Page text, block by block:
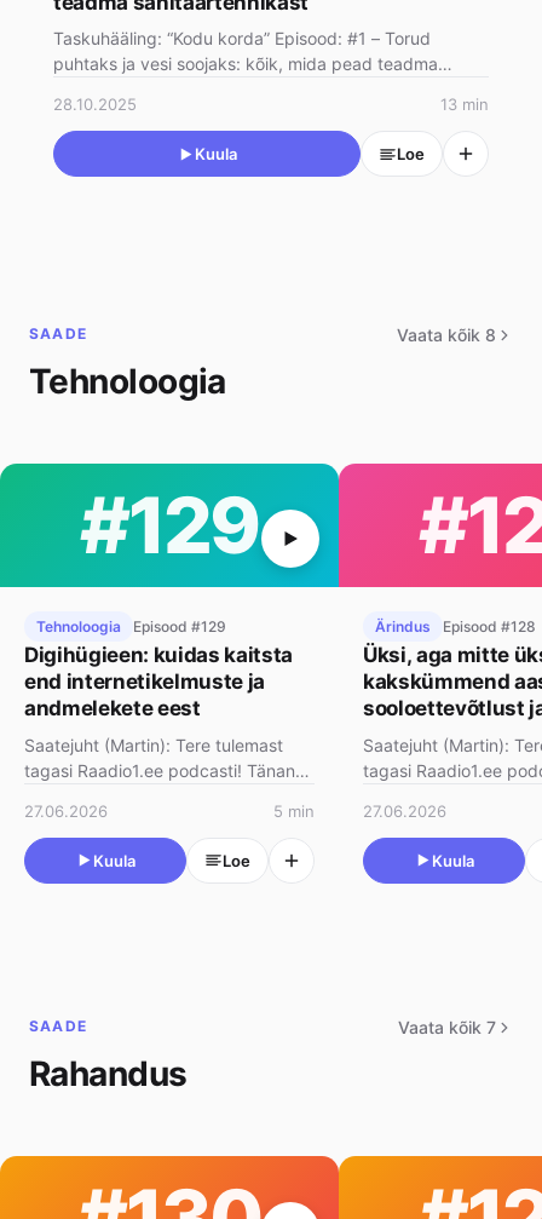
Taskuhääling: “Kodu korda” Episood: #1 – Torud
puhtaks ja vesi soojaks: kõik, mida pead teadma
28.10.2025 13 min
Kuula Loe
SAADE
Tehnoloogia
Vaata kõik 8
#129
Tehnoloogia Episood #129
Digihügieen: kuidas kaitsta
end internetikelmuste ja
andmelekete eest
Saatejuht (Martin): Tere tulemast
tagasi Raadio1.ee podcasti! Tänane
iga päev internet…
27.06.2026 5 min
Kuula Loe
Ärindus Episood #128
Üksi, aga mitte
kakskümmend
sooloettevõtlust
igaüks vajab
Saatejuht (Martin):
tagasi Raadio1.ee
Räägime sellest,
27.06.2026
Kuula
SAADE
Rahandus
Vaata kõik 7